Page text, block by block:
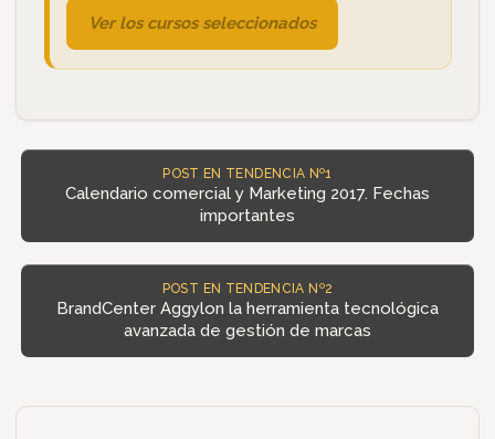
Ver los cursos seleccionados
POST EN TENDENCIA Nº1
Calendario comercial y Marketing 2017. Fechas
importantes
POST EN TENDENCIA Nº2
BrandCenter Aggylon la herramienta tecnológica
avanzada de gestión de marcas